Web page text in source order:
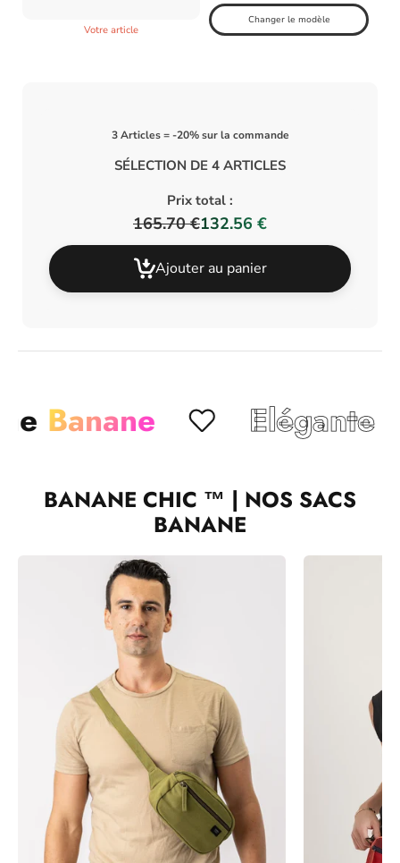
Votre article
Changer le modèle
SÉLECTION DE 4 ARTICLES
Prix total :
165.70 €132.56 €
Ajouter au panier
3 Articles = -20% sur la commande
Elégante Chic
BANANE CHIC ™ | NOS SACS
BANANE